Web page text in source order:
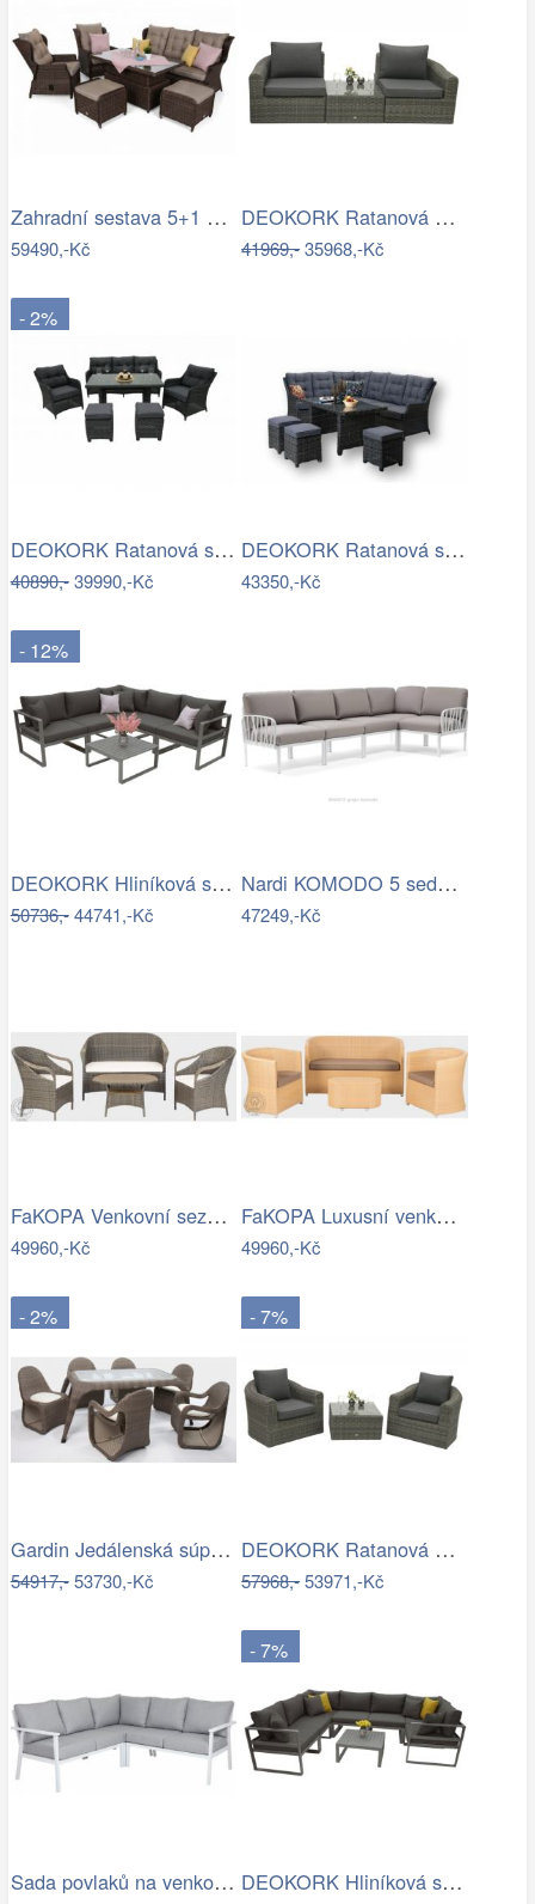
Zahradní sestava 5+1 polyratan / látka
59490,-Kč
DEOKORK Ratanová modulová sestava…
41969,-35968,-Kč
- 2%
DEOKORK Ratanová sestava PAOLA antracit…
40890,-39990,-Kč
DEOKORK Ratanová sestava DAKOTA …
43350,-Kč
- 12%
DEOKORK Hliníková sestava pro 5 osob…
50736,-44741,-Kč
Nardi KOMODO 5 sedačka Mdum
47249,-Kč
FaKOPA Venkovní sezení z umělého…
49960,-Kč
FaKOPA Luxusní venkovní sezení z…
49960,-Kč
- 2%
Gardin Jedálenská súprava FOX hnedá Mdum
54917,-53730,-Kč
- 7%
DEOKORK Ratanová modulová sestava…
57968,-53971,-Kč
Sada povlaků na venkovní polštáře…
- 7%
DEOKORK Hliníková sestava pro 7 osob…